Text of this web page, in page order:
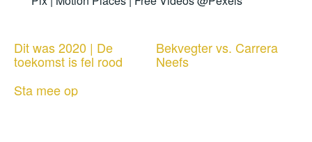
Dit was 2020 | De
toekomst is fel rood
Bekvegter vs. Carrera
Neefs
Sta mee op